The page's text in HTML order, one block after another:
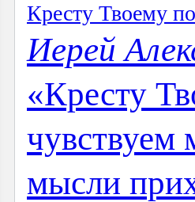
Кресту Твоему
Иерей
«Кресту
чувствуем
мысли